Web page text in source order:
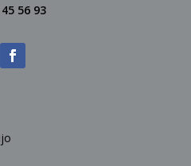
56 93